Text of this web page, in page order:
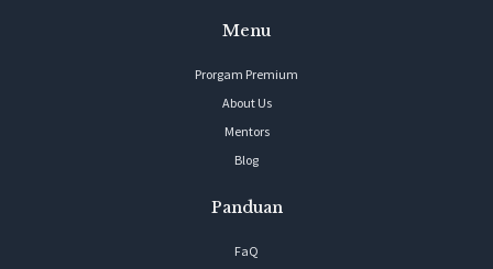
Menu
Prorgam Premium
About Us
Mentors
Blog
Panduan
FaQ